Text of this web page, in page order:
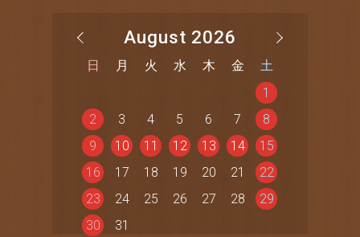
August 2026
日 月 火 水 木 金
土
1
2
3 4 5 6 7
8
9
10 11 12 13 14
15
16
17 18 19 20 21
22
23
24 25 26 27 28
29
30
31